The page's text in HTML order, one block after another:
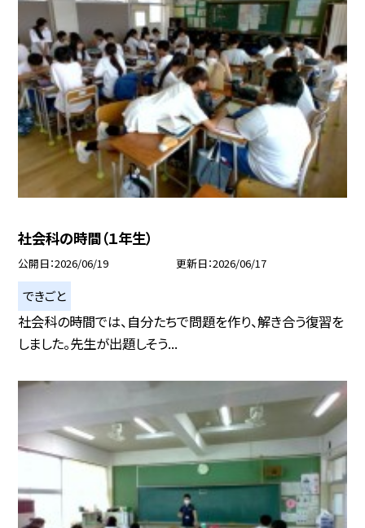
社会科の時間（１年生）
公開日 2026/06/19 更新日 2026/06/17
できごと
社会科の時間では、自分たちで問題を作り、解き合う復習を
しました。先生が出題しそう...